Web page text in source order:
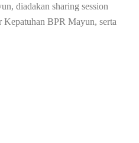
diadakan sharing session
BPR Mayun, serta